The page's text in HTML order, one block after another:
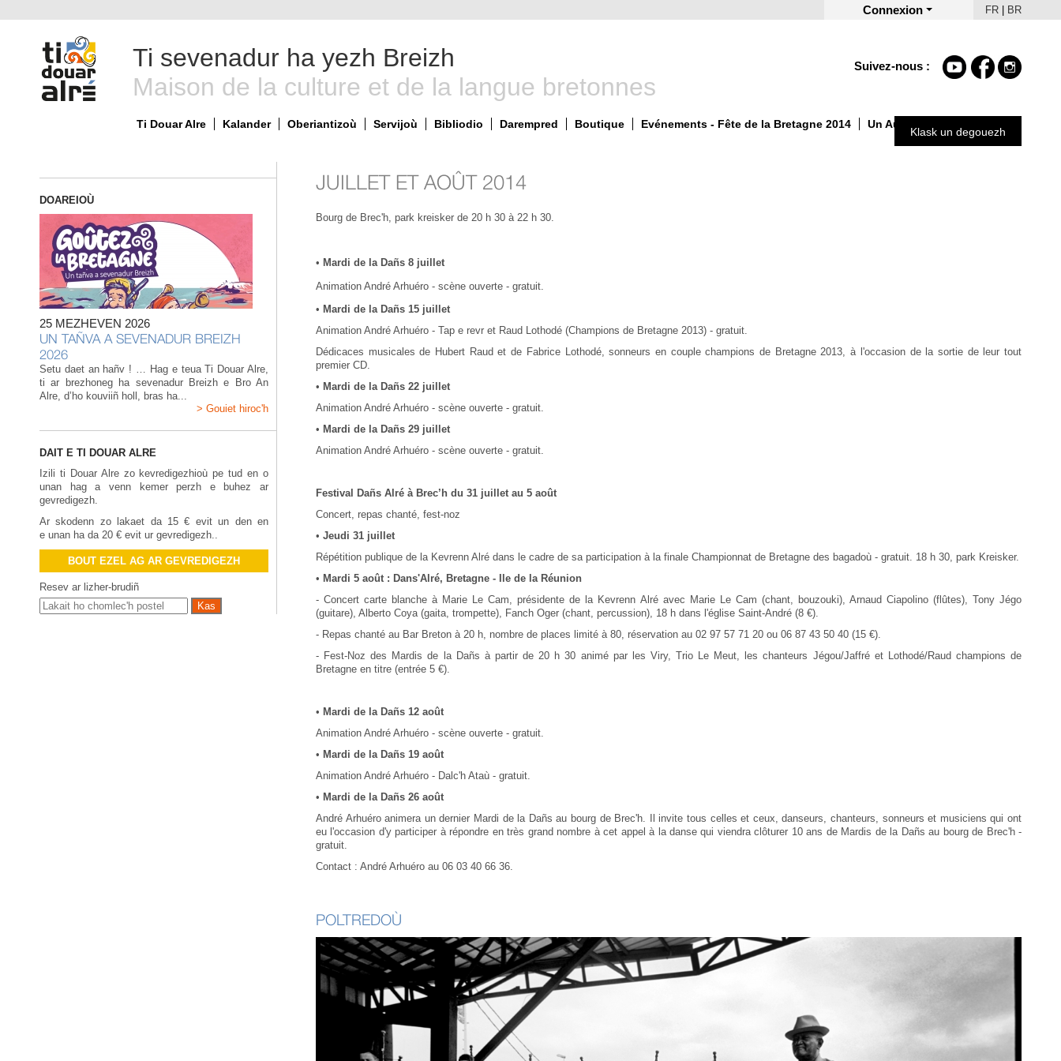
Connexion FR BR
Suivez-nous :
Ti sevenadur ha yezh Breizh
Maison de la culture et de la langue bretonnes
Ti Douar Alre Kalander Oberiantizoù Servijoù Bibliodio Darempred Boutique Evénements - Fête de la Bretagne 2014 Un Automne autrement 2025
Klask un degouezh
DOAREIOÙ
25 MEZHEVEN 2026
UN TAÑVA A SEVENADUR BREIZH
2026
Setu daet an hañv ! … Hag e teua Ti Douar Alre,
ti ar brezhoneg ha sevenadur Breizh e Bro An
Alre, d’ho kouviiñ holl, bras ha...
> Gouiet hiroc'h
DAIT E TI DOUAR ALRE
Izili ti Douar Alre zo kevredigezhioù pe tud en o
unan hag a venn kemer perzh e buhez ar
gevredigezh.
Ar skodenn zo lakaet da 15 € evit un den en
e unan ha da 20 € evit ur gevredigezh..
BOUT EZEL AG AR GEVREDIGEZH
Resev ar lizher-brudiñ
JUILLET ET AOÛT 2014
Bourg de Brec'h, park kreisker de 20 h 30 à 22 h 30.
• Mardi de la Dañs 8 juillet
Animation André Arhuéro - scène ouverte - gratuit.
• Mardi de la Dañs 15 juillet
Animation André Arhuéro - Tap e revr et Raud Lothodé (Champions de Bretagne 2013) - gratuit.
Dédicaces musicales de Hubert Raud et de Fabrice Lothodé, sonneurs en couple champions de Bretagne 2013, à l'occasion de la sortie de leur tout
premier CD.
• Mardi de la Dañs 22 juillet
Animation André Arhuéro - scène ouverte - gratuit.
• Mardi de la Dañs 29 juillet
Animation André Arhuéro - scène ouverte - gratuit.
Festival Dañs Alré à Brec’h du 31 juillet au 5 août
Concert, repas chanté, fest-noz
• Jeudi 31 juillet
Répétition publique de la Kevrenn Alré dans le cadre de sa participation à la finale Championnat de Bretagne des bagadoù - gratuit. 18 h 30, park Kreisker.
• Mardi 5 août : Dans'Alré, Bretagne - Ile de la Réunion
- Concert carte blanche à Marie Le Cam, présidente de la Kevrenn Alré avec Marie Le Cam (chant, bouzouki), Arnaud Ciapolino (flûtes), Tony Jégo
(guitare), Alberto Coya (gaita, trompette), Fanch Oger (chant, percussion), 18 h dans l'église Saint-André (8 €).
- Repas chanté au Bar Breton à 20 h, nombre de places limité à 80, réservation au 02 97 57 71 20 ou 06 87 43 50 40 (15 €).
- Fest-Noz des Mardis de la Dañs à partir de 20 h 30 animé par les Viry, Trio Le Meut, les chanteurs Jégou/Jaffré et Lothodé/Raud champions de
Bretagne en titre (entrée 5 €).
• Mardi de la Dañs 12 août
Animation André Arhuéro - scène ouverte - gratuit.
• Mardi de la Dañs 19 août
Animation André Arhuéro - Dalc'h Ataù - gratuit.
• Mardi de la Dañs 26 août
André Arhuéro animera un dernier Mardi de la Dañs au bourg de Brec'h. Il invite tous celles et ceux, danseurs, chanteurs, sonneurs et musiciens qui ont
eu l'occasion d'y participer à répondre en très grand nombre à cet appel à la danse qui viendra clôturer 10 ans de Mardis de la Dañs au bourg de Brec'h -
gratuit.
Contact : André Arhuéro au 06 03 40 66 36.
POLTREDOÙ